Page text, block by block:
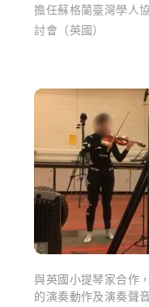
擔任蘇格蘭臺灣學人
討會（英國）
與英國小提琴家合作
的演奏動作及演奏聲